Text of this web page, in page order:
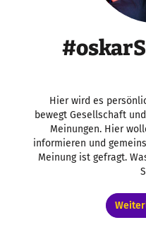
Hier wird es
bewegt Gesellschaft
Meinungen. Hier
informieren und
Meinung ist gefragt.